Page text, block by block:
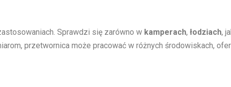
Sprawdzi się zarówno w kamperach, łodziach,
przetwornica może pracować w różnych środowiskach,